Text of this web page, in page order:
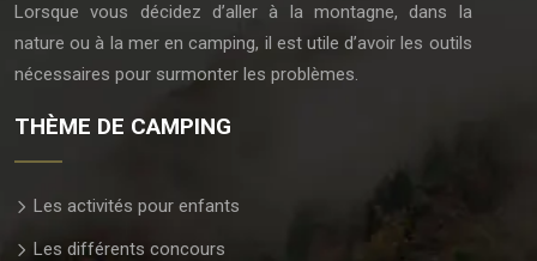
Lorsque vous décidez d’aller à la montagne, dans la
nature ou à la mer en camping, il est utile d’avoir les outils
nécessaires pour surmonter les problèmes.
THÈME DE CAMPING
Les activités pour enfants
Les différents concours